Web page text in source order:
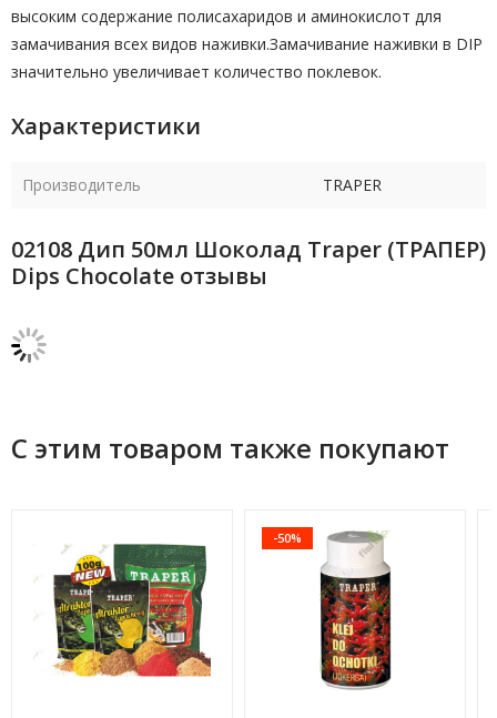
высоким содержание полисахаридов и аминокислот для
замачивания всех видов наживки.Замачивание наживки в DIP
значительно увеличивает количество поклевок.
Характеристики
Производитель TRAPER
02108 Дип 50мл Шоколад Traper (ТРАПЕР)
Dips Chocolate отзывы
С этим товаром также покупают
-50%